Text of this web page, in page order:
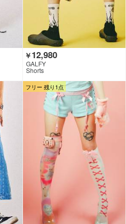
￥12,980
GALFY
Shorts
フリー 残り1点